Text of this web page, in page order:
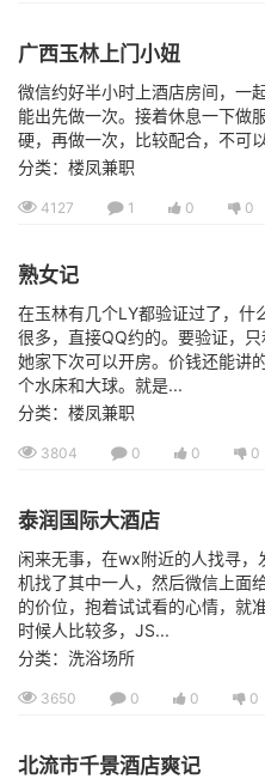
广西玉林上门小妞
微信约好半小时上酒店房间，一
能出先做一次。接着休息一下做
硬，再做一次，比较配合，不可
分类：楼凤兼职
4127 1 0 0
熟女记
在玉林有几个LY都验证过了，什
很多，直接QQ约的。要验证，
她家下次可以开房。价钱还能讲
个水床和大球。就是...
分类：楼凤兼职
3804 0 0 0
泰润国际大酒店
闲来无事，在wx附近的人找寻
机找了其中一人，然后微信上面
的价位，抱着试试看的心情，就
时候人比较多，JS...
分类：洗浴场所
3650 0 0 0
北流市千景酒店爽记